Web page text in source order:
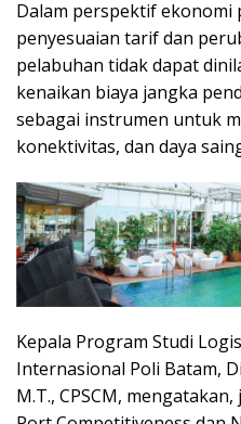
Dalam perspektif ekonomi
penyesuaian tarif dan
pelabuhan tidak dapat
kenaikan biaya jangka
sebagai instrumen untuk
konektivitas, dan daya
Kepala Program Studi
Internasional Poli Batam,
M.T., CPSCM,